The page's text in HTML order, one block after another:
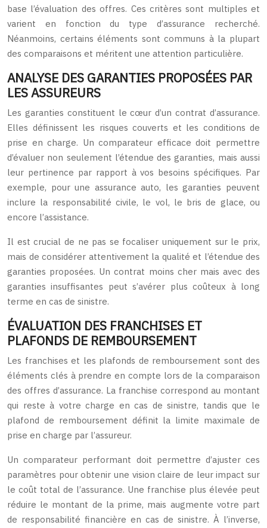
base l’évaluation des offres. Ces critères sont multiples et
varient en fonction du type d’assurance recherché.
Néanmoins, certains éléments sont communs à la plupart
des comparaisons et méritent une attention particulière.
ANALYSE DES GARANTIES PROPOSÉES PAR
LES ASSUREURS
Les garanties constituent le cœur d’un contrat d’assurance.
Elles définissent les risques couverts et les conditions de
prise en charge. Un comparateur efficace doit permettre
d’évaluer non seulement l’étendue des garanties, mais aussi
leur pertinence par rapport à vos besoins spécifiques. Par
exemple, pour une assurance auto, les garanties peuvent
inclure la responsabilité civile, le vol, le bris de glace, ou
encore l’assistance.
Il est crucial de ne pas se focaliser uniquement sur le prix,
mais de considérer attentivement la qualité et l’étendue des
garanties proposées. Un contrat moins cher mais avec des
garanties insuffisantes peut s’avérer plus coûteux à long
terme en cas de sinistre.
ÉVALUATION DES FRANCHISES ET
PLAFONDS DE REMBOURSEMENT
Les franchises et les plafonds de remboursement sont des
éléments clés à prendre en compte lors de la comparaison
des offres d’assurance. La franchise correspond au montant
qui reste à votre charge en cas de sinistre, tandis que le
plafond de remboursement définit la limite maximale de
prise en charge par l’assureur.
Un comparateur performant doit permettre d’ajuster ces
paramètres pour obtenir une vision claire de leur impact sur
le coût total de l’assurance. Une franchise plus élevée peut
réduire le montant de la prime, mais augmente votre part
de responsabilité financière en cas de sinistre. À l’inverse,